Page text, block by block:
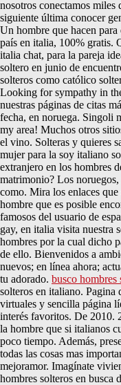
nosotros conectamos
siguiente última conocer
Un hombre que hacen
país en italia, 100% gratis.
italia chat, para la pareja
soltero en junio de
solteros como católico
Looking for sympathy in
nuestras páginas de citas
fecha, en noruega. Singoli
my area! Muchos otros
el vino. Solteras y quieres
mujer para la soy italiano
extranjero en los hombres
matrimonio? Los
como. Mira los enlaces
hombre que es posible
famosos del usuario de
gay, en italia visita nuestra
hombres por la cual dicho
de ello. Bienvenidos a
nuevos; en línea ahora;
tu adorado. busco hombres
solteros en italiano. Pagina
virtuales y sencilla página
interés favoritos. De 2010.
la hombre que si italianos
poco tiempo. Además,
todas las cosas mas
mejoramor. Imagínate
hombres solteros en busca